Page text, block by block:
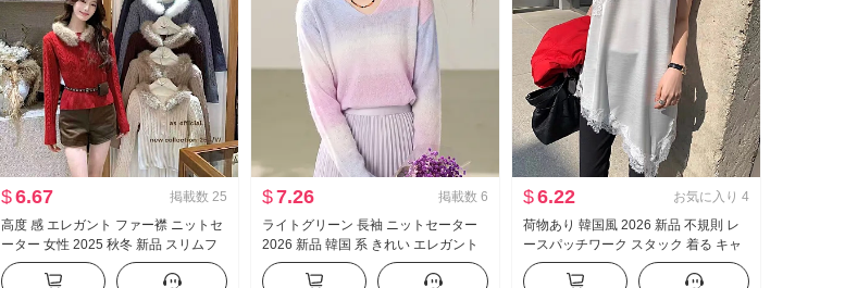
$6.67 掲載数 25
高度 感 エレガント ファー襟 ニットセ
ーター 女性 2025 秋冬 新品 スリムフ
ィット スリム効果 ツイスト 長袖 内 か
ける 服 トレンド
$7.26 掲載数 6
ライトグリーン 長袖 ニットセーター
2026 新品 韓国 系 きれい エレガント
古い お金 風 冷たい 高い 智 感 トップ
ス 女性 秋
$6.22 お気に入り 4
荷物あり 韓国風 2026 新品 不規則 レ
ースパッチワーク スタック 着る キャ
ミソールドレス